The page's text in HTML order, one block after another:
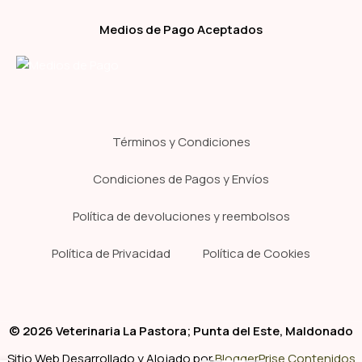
Medios de Pago Aceptados
Términos y Condiciones
Condiciones de Pagos y Envíos
Política de devoluciones y reembolsos
Política de Privacidad Política de Cookies
© 2026 Veterinaria La Pastora; Punta del Este, Maldonado